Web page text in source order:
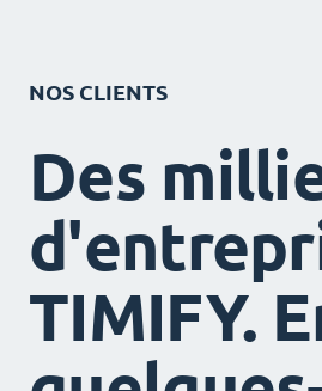
NOS CLIENTS
Des
TIMIFY.